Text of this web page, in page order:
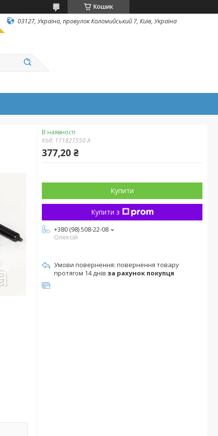
Кошик
03127, Україна, провулок Коломийський 7, Київ, Україна
В наявності
Код: 171827550 A
377,20 ₴
Купити
Купити з
+380 (98) 508-22-08
Олексій
повернення товару
протягом 14 днів за рахунок покупця